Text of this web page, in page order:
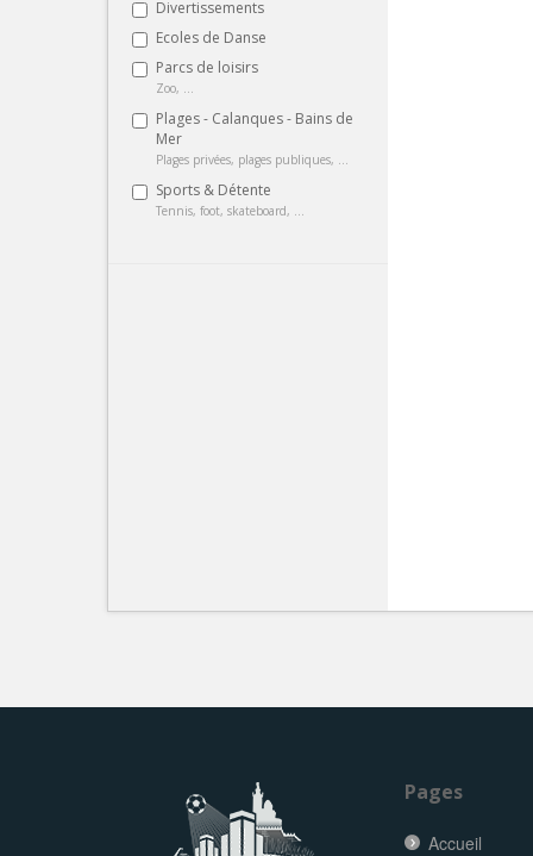
Divertissements
Ecoles de Danse
Parcs de loisirs
Zoo, ...
Plages - Calanques - Bains de
Mer
Plages privées, plages publiques, ...
Sports & Détente
Tennis, foot, skateboard, ...
Pages
Accueil